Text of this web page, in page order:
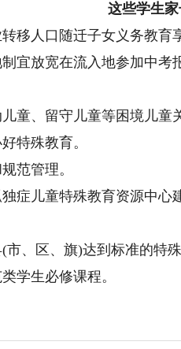
这些学生
人口随迁子女义务教育
宜放宽在流入地参加中
、留守儿童等困境儿童
特殊教育。
范管理。
儿童特殊教育资源中心
、区、旗)达到标准的特殊
生必修课程。